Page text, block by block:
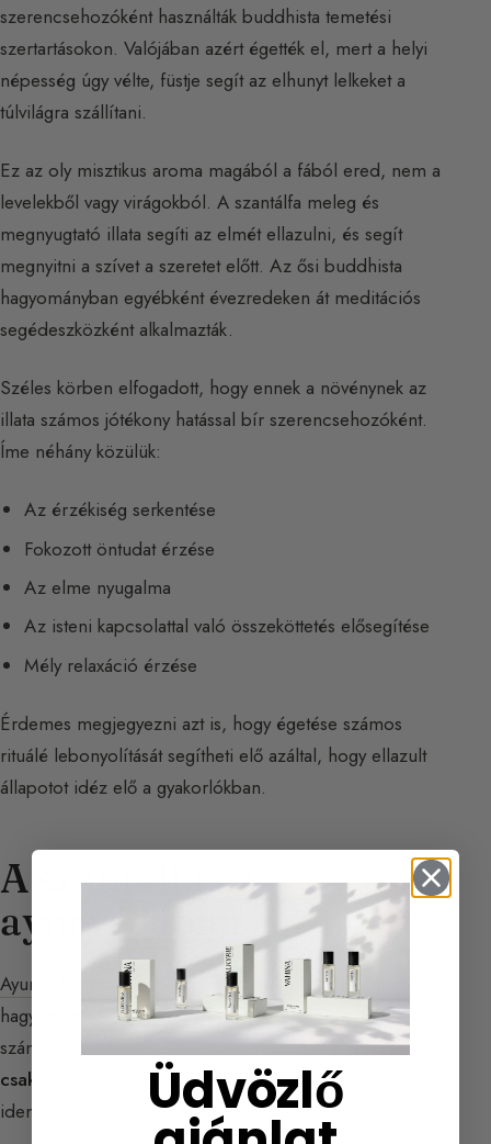
szerencsehozóként használták buddhista temetési
szertartásokon. Valójában azért égették el, mert a helyi
népesség úgy vélte, füstje segít az elhunyt lelkeket a
túlvilágra szállítani.
Ez az oly misztikus aroma magából a fából ered, nem a
levelekből vagy virágokból. A szantálfa meleg és
megnyugtató illata segíti az elmét ellazulni, és segít
megnyitni a szívet a szeretet előtt. Az ősi buddhista
hagyományban egyébként évezredeken át meditációs
segédeszközként alkalmazták.
Széles körben elfogadott, hogy ennek a növénynek az
illata számos jótékony hatással bír szerencsehozóként.
Íme néhány közülük:
Az érzékiség serkentése
Fokozott öntudat érzése
Az elme nyugalma
Az isteni kapcsolattal való összeköttetés elősegítése
Mély relaxáció érzése
Érdemes megjegyezni azt is, hogy égetése számos
rituálé lebonyolítását segítheti elő azáltal, hogy ellazult
állapotot idéz elő a gyakorlókban.
A szantálfa az
ayurvédában
Ayurvéda: mi az ayurvédikus orvoslás?
Az ayurvéda egy
hagyományos indiai gyógyászat, amely kiemelt szerepet
szán ennek a terméknek. Eszerint serkenti agyökér
csakrát
. A 7 csakra közül ez az, amely különösen az
identitásérzet és az önbizalom javítására hivatott.
Üdvözlő